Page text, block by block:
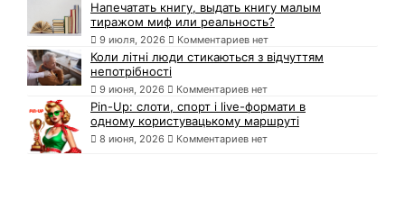
Напечатать книгу, выдать книгу малым
тиражом миф или реальность?
9 июля, 2026 Комментариев нет
Коли літні люди стикаються з відчуттям
непотрібності
9 июня, 2026 Комментариев нет
Pin-Up: слоти, спорт і live-формати в
одному користувацькому маршруті
8 июня, 2026 Комментариев нет